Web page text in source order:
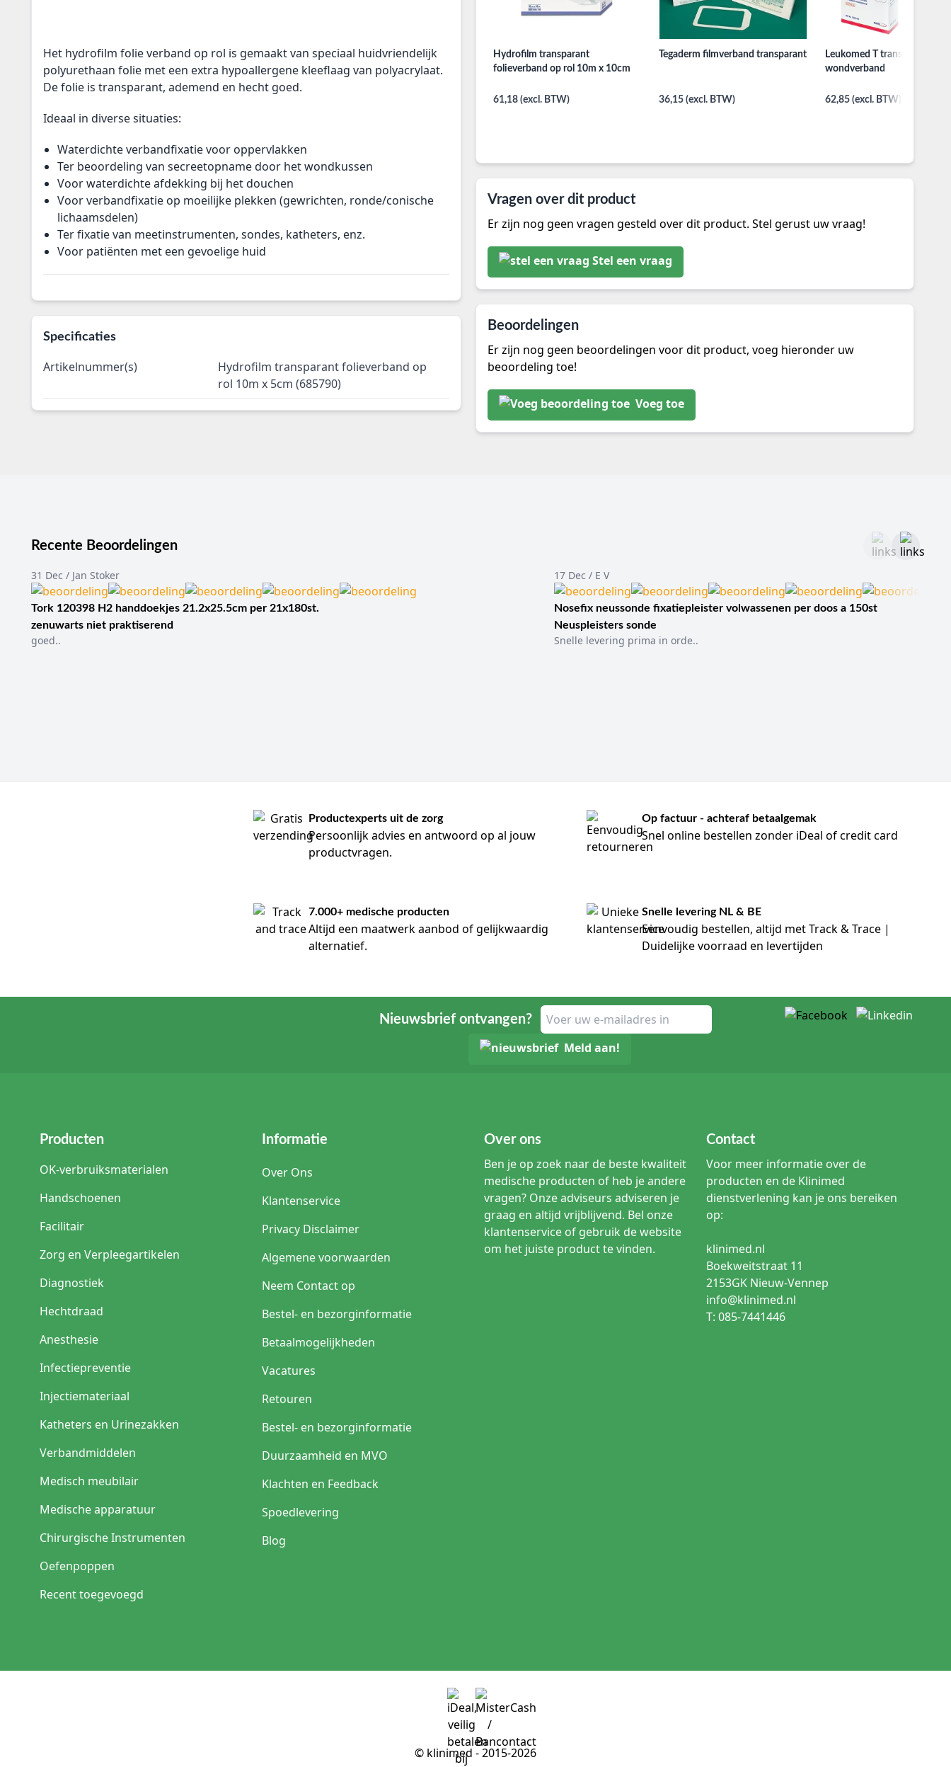
Het hydrofilm folie verband op rol is gemaakt van speciaal huidvriendelijk
polyurethaan folie met een extra hypoallergene kleeflaag van polyacrylaat.
De folie is transparant, ademend en hecht goed.
Ideaal in diverse situaties:
Waterdichte verbandfixatie voor oppervlakken
Ter beoordeling van secreetopname door het wondkussen
Voor waterdichte afdekking bij het douchen
Voor verbandfixatie op moeilijke plekken (gewrichten, ronde/conische
lichaamsdelen)
Ter fixatie van meetinstrumenten, sondes, katheters, enz.
Voor patiënten met een gevoelige huid
Specificaties
Artikelnummer(s)
Hydrofilm transparant folieverband op
rol 10m x 5cm (685790)
Hydrofilm transparant
folieverband op rol 10m x 10cm
61,18 (excl. BTW)
Tegaderm filmverband transparant
36,15 (excl. BTW)
Leukomed T transparant
wondverband
62,85 (excl. BTW)
Vragen over dit product
Er zijn nog geen vragen gesteld over dit product. Stel gerust uw vraag!
Stel een vraag
Beoordelingen
Er zijn nog geen beoordelingen voor dit product, voeg hieronder uw
beoordeling toe!
Voeg toe
Recente Beoordelingen
31 Dec / Jan Stoker
Tork 120398 H2 handdoekjes 21.2x25.5cm per 21x180st.
zenuwarts niet praktiserend
goed..
17 Dec / E V
Nosefix neussonde fixatiepleister volwassenen per doos a 150st
Neuspleisters sonde
Snelle levering prima in orde..
Productexperts uit de zorg
Persoonlijk advies en antwoord op al jouw
productvragen.
Op factuur - achteraf betaalgemak
Snel online bestellen zonder iDeal of credit card
7.000+ medische producten
Altijd een maatwerk aanbod of gelijkwaardig
alternatief.
Snelle levering NL & BE
Eenvoudig bestellen, altijd met Track & Trace |
Duidelijke voorraad en levertijden
Nieuwsbrief ontvangen?
Meld aan!
Producten
OK-verbruiksmaterialen
Handschoenen
Facilitair
Zorg en Verpleegartikelen
Diagnostiek
Hechtdraad
Anesthesie
Infectiepreventie
Injectiemateriaal
Katheters en Urinezakken
Verbandmiddelen
Medisch meubilair
Medische apparatuur
Chirurgische Instrumenten
Oefenpoppen
Recent toegevoegd
Informatie
Over Ons
Klantenservice
Privacy Disclaimer
Algemene voorwaarden
Neem Contact op
Bestel- en bezorginformatie
Betaalmogelijkheden
Vacatures
Retouren
Bestel- en bezorginformatie
Duurzaamheid en MVO
Klachten en Feedback
Spoedlevering
Blog
Over ons
Ben je op zoek naar de beste kwaliteit
medische producten of heb je andere
vragen? Onze adviseurs adviseren je
graag en altijd vrijblijvend. Bel onze
klantenservice of gebruik de website
om het juiste product te vinden.
Contact
Voor meer informatie over de
producten en de Klinimed
dienstverlening kan je ons bereiken
op:
klinimed.nl
Boekweitstraat 11
2153GK Nieuw-Vennep
info@klinimed.nl
T: 085-7441446
© klinimed - 2015-2026